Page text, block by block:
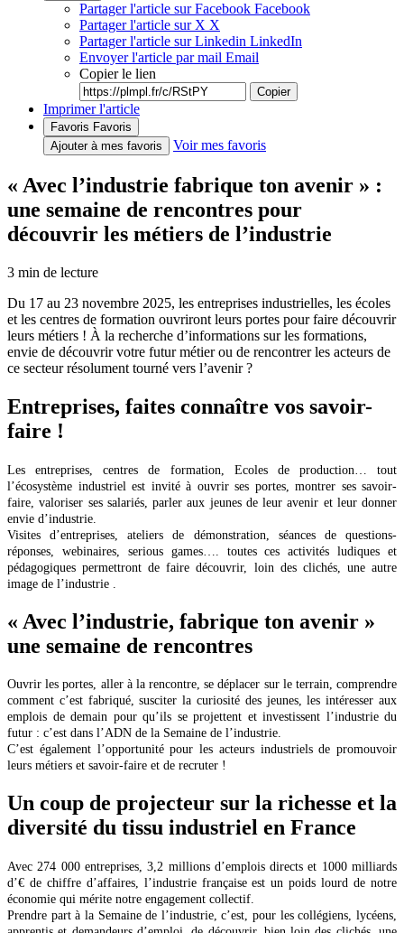
Partager l'article sur Facebook Facebook
Partager l'article sur X X
Partager l'article sur Linkedin LinkedIn
Envoyer l'article par mail Email
Copier le lien
Copier
Imprimer l'article
Favoris Favoris
Ajouter à mes favoris
Voir mes favoris
« Avec l’industrie fabrique ton avenir » :
une semaine de rencontres pour
découvrir les métiers de l’industrie
3 min de lecture
Du 17 au 23 novembre 2025, les entreprises industrielles, les écoles
et les centres de formation ouvriront leurs portes pour faire découvrir
leurs métiers ! À la recherche d’informations sur les formations,
envie de découvrir votre futur métier ou de rencontrer les acteurs de
ce secteur résolument tourné vers l’avenir ?
Entreprises, faites connaître vos savoir-
faire !
Les entreprises, centres de formation, Ecoles de production… tout
l’écosystème industriel est invité à ouvrir ses portes, montrer ses savoir-
faire, valoriser ses salariés, parler aux jeunes de leur avenir et leur donner
envie d’industrie.
Visites d’entreprises, ateliers de démonstration, séances de questions-
réponses, webinaires, serious games…. toutes ces activités ludiques et
pédagogiques permettront de faire découvrir, loin des clichés, une autre
image de l’industrie .
« Avec l’industrie, fabrique ton avenir »
une semaine de rencontres
Ouvrir les portes, aller à la rencontre, se déplacer sur le terrain, comprendre
comment c’est fabriqué, susciter la curiosité des jeunes, les intéresser aux
emplois de demain pour qu’ils se projettent et investissent l’industrie du
futur : c’est dans l’ADN de la Semaine de l’industrie.
C’est également l’opportunité pour les acteurs industriels de promouvoir
leurs métiers et savoir-faire et de recruter !
Un coup de projecteur sur la richesse et la
diversité du tissu industriel en France
Avec 274 000 entreprises, 3,2 millions d’emplois directs et 1000 milliards
d’€ de chiffre d’affaires, l’industrie française est un poids lourd de notre
économie qui mérite notre engagement collectif.
Prendre part à la Semaine de l’industrie, c’est, pour les collégiens, lycéens,